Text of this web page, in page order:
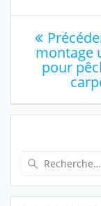
de
l’article
montage
pour